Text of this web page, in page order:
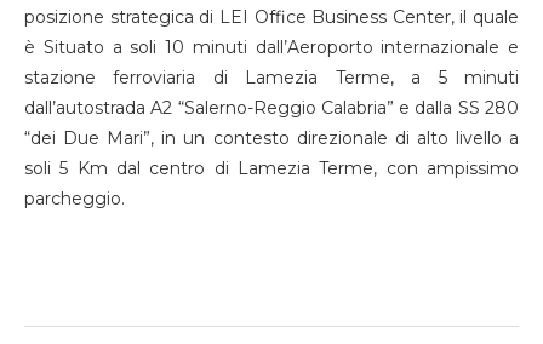
posizione strategica di LEI Office Business Center, il quale
è Situato a soli 10 minuti dall’Aeroporto internazionale e
stazione ferroviaria di Lamezia Terme, a 5 minuti
dall’autostrada A2 “Salerno-Reggio Calabria” e dalla SS 280
“dei Due Mari”, in un contesto direzionale di alto livello a
soli 5 Km dal centro di Lamezia Terme, con ampissimo
parcheggio.